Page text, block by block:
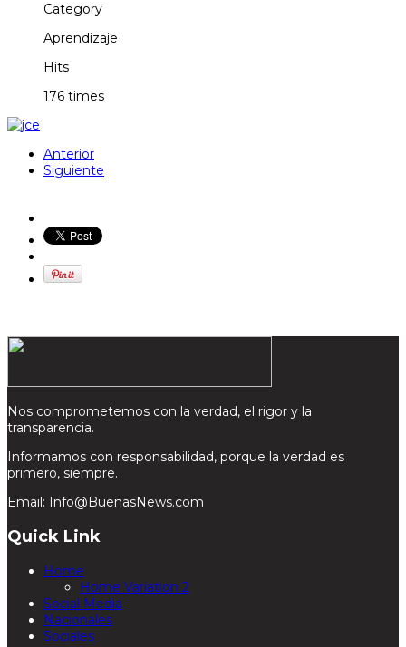
Category
Aprendizaje
Hits
176 times
Anterior
Siguiente
Nos comprometemos con la verdad, el rigor y la
transparencia.
Informamos con responsabilidad, porque la verdad es
primero, siempre.
Email: Info@BuenasNews.com
Quick Link
Home
Home Variation 2
Social Media
Nacionales
Sociales